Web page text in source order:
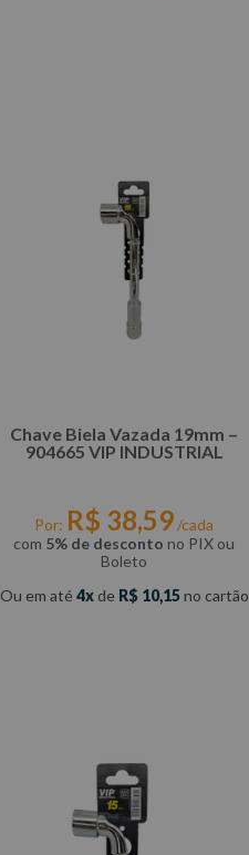
Chave Biela Vazada 19mm –
904665 VIP INDUSTRIAL
Por: R$ 38,59/cada
com 5% de desconto no PIX ou
Boleto
Ou em até 4 de R$ 10,15no cartão